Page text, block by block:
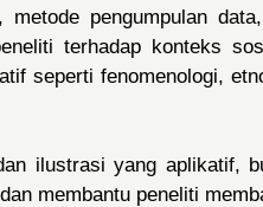
metode pengumpulan
terhadap konteks
seperti fenomenologi,
ilustrasi yang aplikatif,
membantu peneliti